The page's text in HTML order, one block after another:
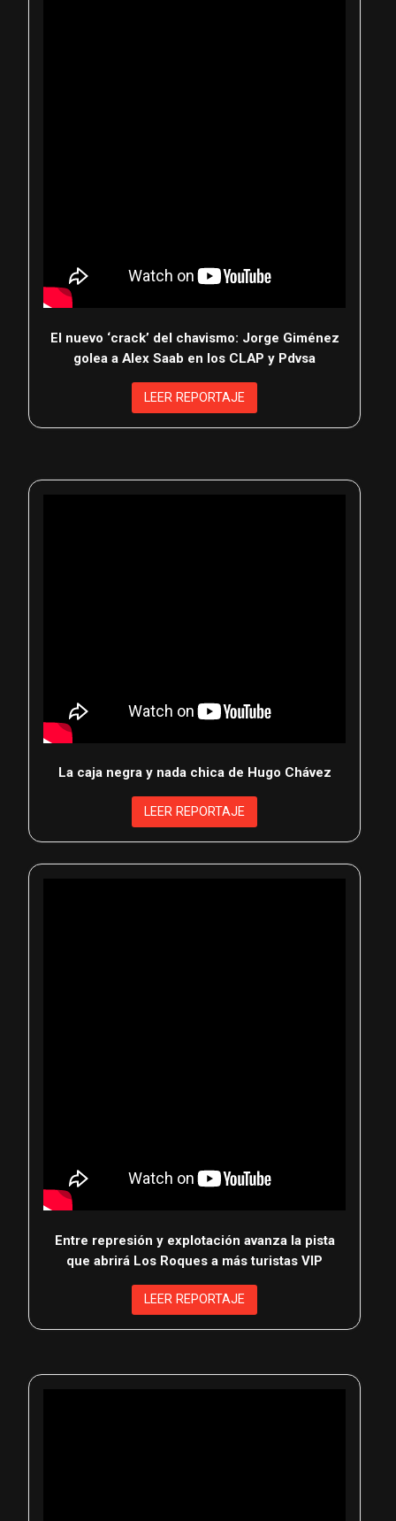
El nuevo ‘crack’ del chavismo: Jorge Giménez
golea a Alex Saab en los CLAP y Pdvsa
LEER REPORTAJE
La caja negra y nada chica de Hugo Chávez
LEER REPORTAJE
Entre represión y explotación avanza la pista
que abrirá Los Roques a más turistas VIP
LEER REPORTAJE